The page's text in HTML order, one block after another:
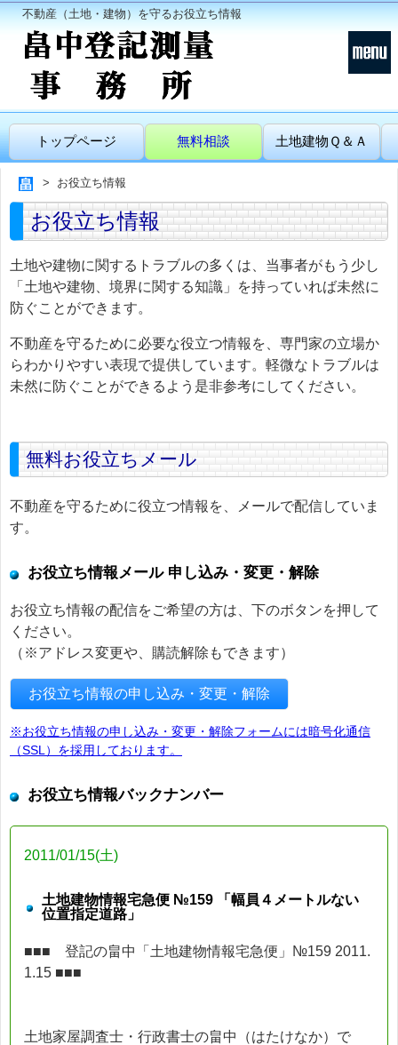
不動産（土地・建物）を守るお役立ち情報
トップページ 無料相談 土地建物Ｑ＆Ａ
お役立ち情報
お役立ち情報
土地や建物に関するトラブルの多くは、当事者がもう少し
「土地や建物、境界に関する知識」を持っていれば未然に
防ぐことができます。
不動産を守るために必要な役立つ情報を、専門家の立場か
らわかりやすい表現で提供しています。軽微なトラブルは
未然に防ぐことができるよう是非参考にしてください。
無料お役立ちメール
不動産を守るために役立つ情報を、メールで配信していま
す。
お役立ち情報メール 申し込み・変更・解除
お役立ち情報の配信をご希望の方は、下のボタンを押して
ください。
（※アドレス変更や、購読解除もできます）
お役立ち情報の申し込み・変更・解除
※お役立ち情報の申し込み・変更・解除フォームには暗号化通信
（SSL）を採用しております。
お役立ち情報バックナンバー
2011/01/15(土)
土地建物情報宅急便 №159 「幅員４メートルない
位置指定道路」
■■■ 登記の畠中「土地建物情報宅急便」№159 2011.
1.15 ■■■
土地家屋調査士・行政書士の畠中（はたけなか）で